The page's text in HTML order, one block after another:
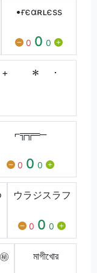
•ғєαʀʟєss
0 0 0
＊ ･
⌐╦╦═─
0 0 0
ウラジスラフ
0 0 0
মাগীখোর